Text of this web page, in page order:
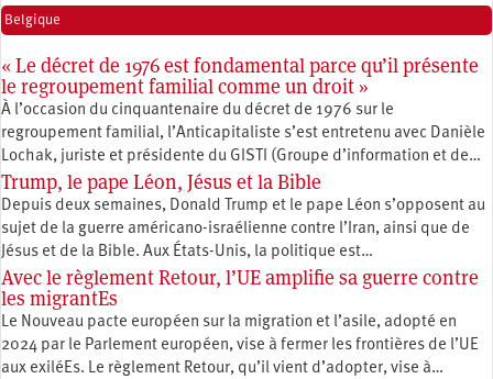
Belgique
« Le décret de 1976 est fondamental parce qu’il présente
le regroupement familial comme un droit »
À l’occasion du cinquantenaire du décret de 1976 sur le
regroupement familial, l’Anticapitaliste s’est entretenu avec Danièle
Lochak, juriste et présidente du GISTI (Groupe d’information et de…
Trump, le pape Léon, Jésus et la Bible
Depuis deux semaines, Donald Trump et le pape Léon s’opposent au
sujet de la guerre américano-israélienne contre l’Iran, ainsi que de
Jésus et de la Bible. Aux États-Unis, la politique est…
Avec le règlement Retour, l’UE amplifie sa guerre contre
les migrantEs
Le Nouveau pacte européen sur la migration et l’asile, adopté en
2024 par le Parlement européen, vise à fermer les frontières de l’UE
aux exiléEs. Le règlement Retour, qu’il vient d’adopter, vise à…